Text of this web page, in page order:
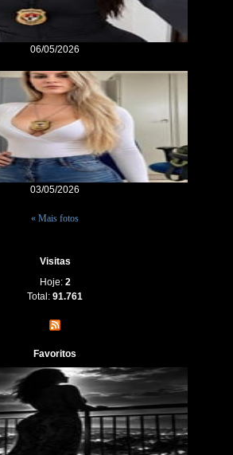
06/05/2026
03/05/2026
« Mais fotos
Visitas
Hoje: 2
Total: 91.761
Favoritos